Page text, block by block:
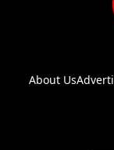
About Us